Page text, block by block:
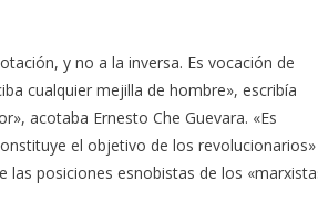
y no a la inversa. Es vocación de
cualquier mejilla de hombre», escribía
acotaba Ernesto Che Guevara. «Es
el objetivo de los revolucionarios»
posiciones esnobistas de los